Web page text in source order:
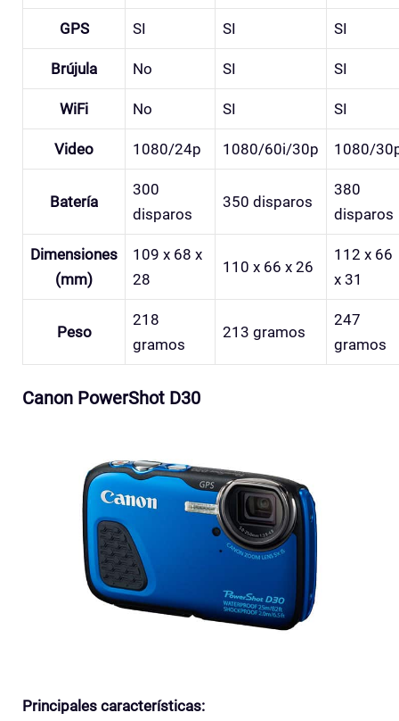
GPS SI SI SI
Brújula No SI SI
WiFi No SI SI
Video 1080/24p 1080/60i/30p 1080/
Batería
300
disparos
350 disparos
380
disparos
Dimensiones
(mm)
109 x 68 x
28
110 x 66 x 26
112 x 66
x 31
Peso
218
gramos
213 gramos
247
gramos
Canon PowerShot D30
Principales características: